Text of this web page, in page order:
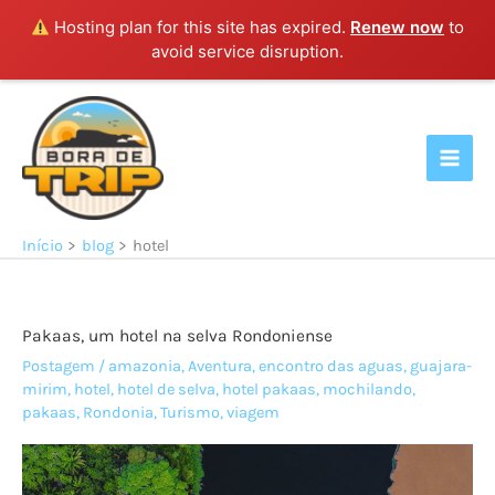
Hosting plan for this site has expired. Renew now to
avoid service disruption.
conteúdo
Início blog hotel
Pakaas, um hotel na selva Rondoniense
Postagem / amazonia,Aventura,encontro das aguas, guajara-
mirim, hotel, hotel de selva, hotel pakaas, mochilando,
pakaas, Rondonia,Turismo,viagem